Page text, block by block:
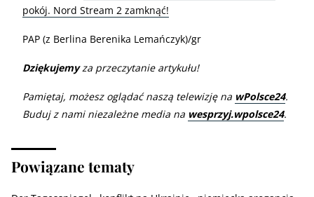
pokój. Nord Stream 2 zamknąć!
PAP (z Berlina Berenika Lemańczyk)/gr
Dziękujemyza przeczytanie artykułu!
Pamiętaj, możesz oglądać naszą telewizję na wPolsce24.
Buduj z nami niezależne media na wesprzyj.wpolsce24.
Powiązane tematy